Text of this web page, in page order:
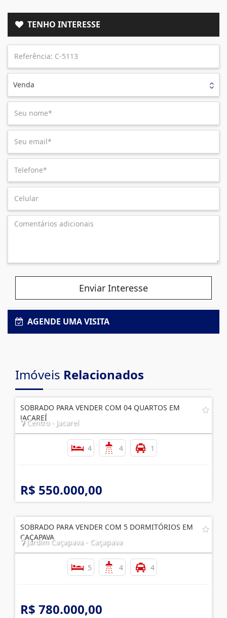
TENHO INTERESSE
Venda
Enviar Interesse
AGENDE UMA VISITA
Imóveis Relacionados
SOBRADO PARA VENDER COM 04 QUARTOS EM
JACAREÍ
Centro - Jacareí
4 4 1
R$ 550.000,00
SOBRADO PARA VENDER COM 5 DORMITÓRIOS EM
CAÇAPAVA
Jardim Caçapava - Caçapava
5 4 4
R$ 780.000,00